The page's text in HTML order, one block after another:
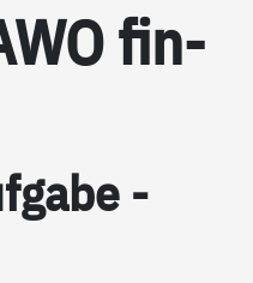
fin­
-